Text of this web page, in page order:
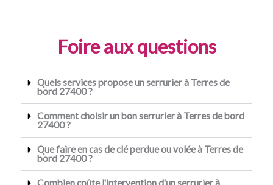
Foire aux questions
Quels services propose un serrurier à Terres de
bord 27400 ?
Comment choisir un bon serrurier à Terres de bord
27400 ?
Que faire en cas de clé perdue ou volée à Terres de
bord 27400 ?
Combien coûte l'intervention d'un serrurier à